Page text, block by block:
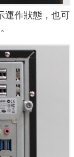
運作狀態，也可